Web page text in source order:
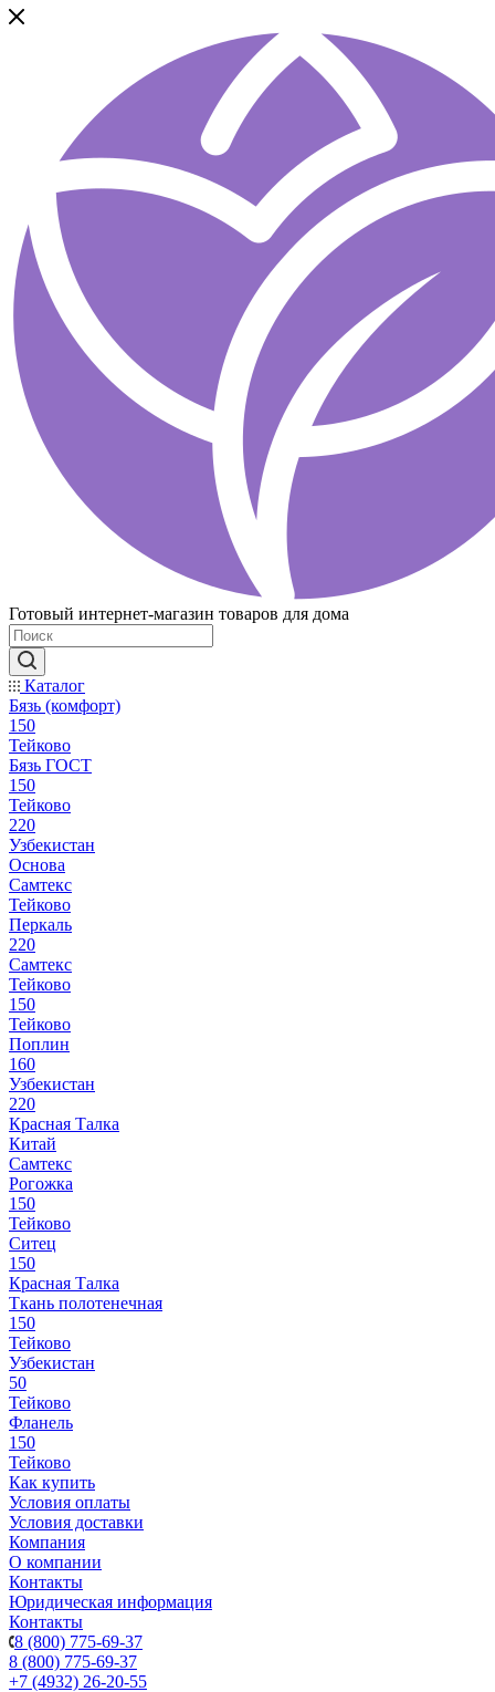
Готовый интернет-магазин товаров для дома
Каталог
Бязь (комфорт)
150
Тейково
Бязь ГОСТ
150
Тейково
220
Узбекистан
Основа
Самтекс
Тейково
Перкаль
220
Самтекс
Тейково
150
Тейково
Поплин
160
Узбекистан
220
Красная Талка
Китай
Самтекс
Рогожка
150
Тейково
Ситец
150
Красная Талка
Ткань полотенечная
150
Тейково
Узбекистан
50
Тейково
Фланель
150
Тейково
Как купить
Условия оплаты
Условия доставки
Компания
О компании
Контакты
Юридическая информация
Контакты
8 (800) 775-69-37
8 (800) 775-69-37
+7 (4932) 26-20-55